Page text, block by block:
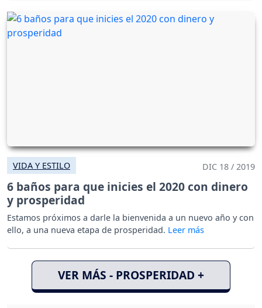
VIDA Y ESTILO DIC 18 / 2019
6 baños para que inicies el 2020 con dinero
y prosperidad
Estamos próximos a darle la bienvenida a un nuevo año y con
ello, a una nueva etapa de prosperidad.
VER MÁS - PROSPERIDAD +